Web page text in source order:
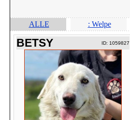
ALLE : Welpe
BETSY ID: 1059827